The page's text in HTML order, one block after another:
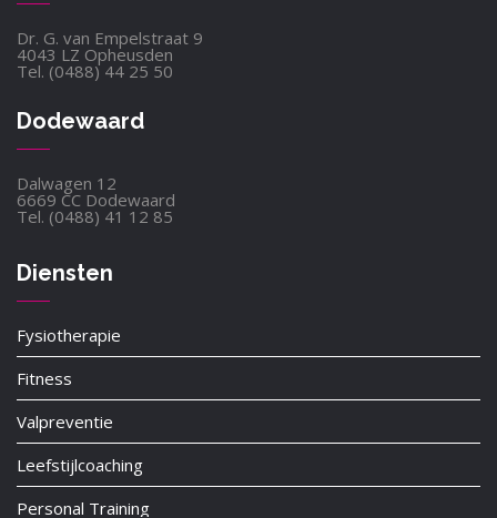
Dr. G. van Empelstraat 9
4043 LZ Opheusden
Tel. (0488) 44 25 50
Dodewaard
Dalwagen 12
6669 CC Dodewaard
Tel. (0488) 41 12 85
Diensten
Fysiotherapie
Fitness
Valpreventie
Leefstijlcoaching
Personal Training